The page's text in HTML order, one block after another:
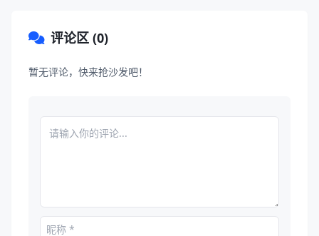
评论区 (0)
暂无评论，快来抢沙发吧！